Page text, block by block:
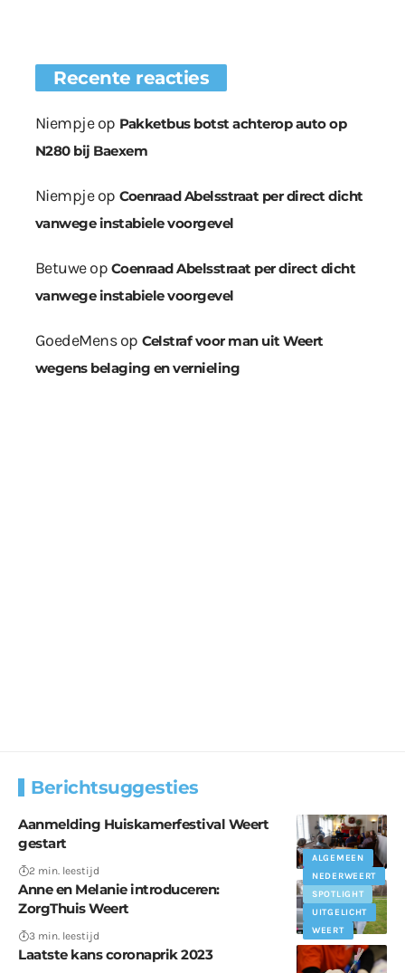
Recente reacties
Niempjeop Pakketbus botst achterop auto op
N280 bij Baexem
Niempjeop Coenraad Abelsstraat per direct dicht
vanwege instabiele voorgevel
Betuweop Coenraad Abelsstraat per direct dicht
vanwege instabiele voorgevel
GoedeMensop Celstraf voor man uit Weert
wegens belaging en vernieling
Berichtsuggesties
Aanmelding Huiskamerfestival Weert
gestart
2 min. leestijd
ALGEMEEN
NEDERWEERT
SPOTLIGHT
UITGELICHT
WEERT
Anne en Melanie introduceren:
ZorgThuis Weert
3 min. leestijd
Laatste kans coronaprik 2023